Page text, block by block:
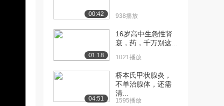
00:42 938播放
01:18
16岁高中生急性肾
衰，药，千万别这...
1021播放
04:51
桥本氏甲状腺炎，
不单治腺体，还需
清...
1595播放